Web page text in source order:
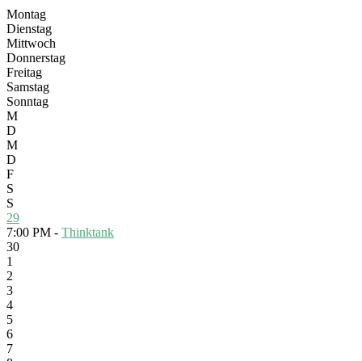
Montag
Dienstag
Mittwoch
Donnerstag
Freitag
Samstag
Sonntag
M
D
M
D
F
S
S
29
7:00 PM - Thinktank
30
1
2
3
4
5
6
7